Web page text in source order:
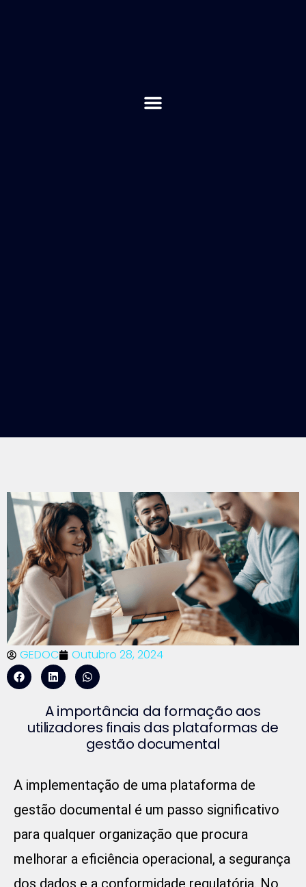
GEDOC Outubro 28, 2024
A importância da formação aos
utilizadores finais das plataformas de
gestão documental
A implementação de uma plataforma de
gestão documental é um passo significativo
para qualquer organização que procura
melhorar a eficiência operacional, a segurança
dos dados e a conformidade regulatória. No